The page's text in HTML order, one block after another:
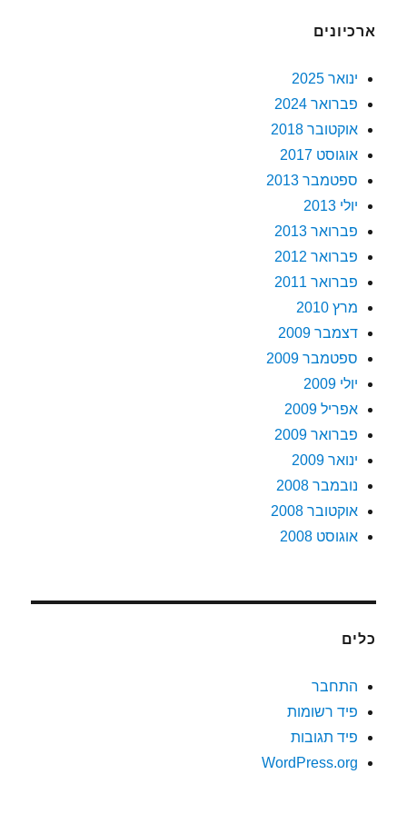
ארכיונים
ינואר 2025
פברואר 2024
אוקטובר 2018
אוגוסט 2017
ספטמבר 2013
יולי 2013
פברואר 2013
פברואר 2012
פברואר 2011
מרץ 2010
דצמבר 2009
ספטמבר 2009
יולי 2009
אפריל 2009
פברואר 2009
ינואר 2009
נובמבר 2008
אוקטובר 2008
אוגוסט 2008
כלים
התחבר
פיד רשומות
פיד תגובות
WordPress.org